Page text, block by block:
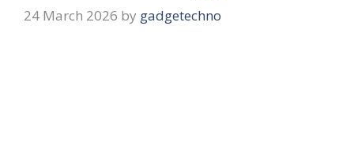
24 March 2026 by gadgetechno